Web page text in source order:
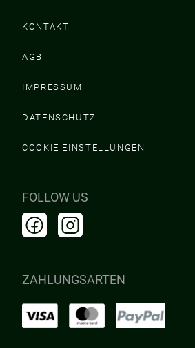
KONTAKT
AGB
IMPRESSUM
DATENSCHUTZ
COOKIE EINSTELLUNGEN
FOLLOW US
ZAHLUNGSARTEN